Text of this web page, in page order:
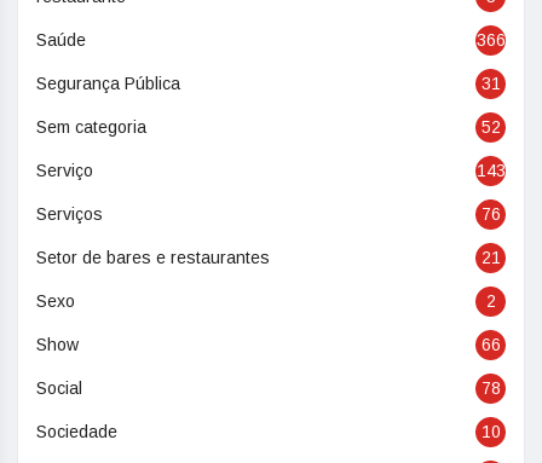
Saúde 366
Segurança Pública 31
Sem categoria 52
Serviço 143
Serviços 76
Setor de bares e restaurantes 21
Sexo 2
Show 66
Social 78
Sociedade 10